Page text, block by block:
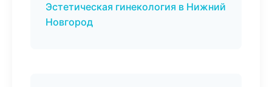
Эстетическая гинекология в Нижний
Новгород